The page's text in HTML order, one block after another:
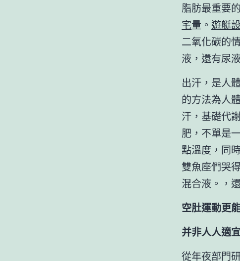
脂肪最重要
宅量。 遊艇
二氧化碳的
液，還有尿
出汗，是人
的方法為人
汗，基礎代
肥，不單是
點溫度，同
雙魚座們哭
混合液。，
空肚運動更
并非人人適
從年夜部門